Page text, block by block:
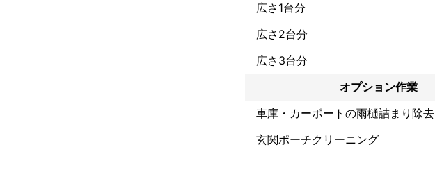
広さ1台分
広さ2台分
広さ3台分
オプション作業
車庫・カーポートの雨樋詰まり除去
玄関ポーチクリーニング